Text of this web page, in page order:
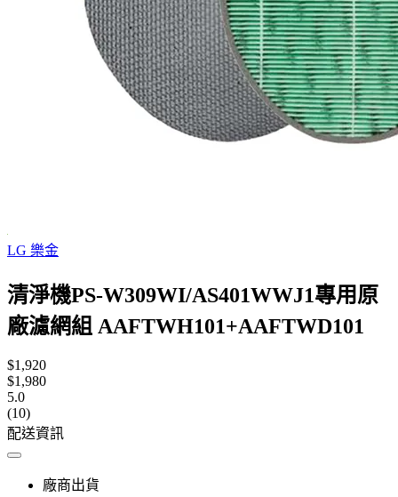
LG 樂金
清淨機PS-W309WI/AS401WWJ1專用原
廠濾網組 AAFTWH101+AAFTWD101
$1,920
$1,980
5.0
(10)
配送資訊
廠商出貨